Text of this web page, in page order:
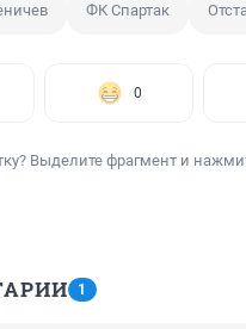
ФК Спартак
0
Выделите фрагмент и
1